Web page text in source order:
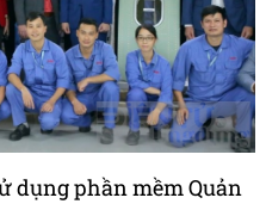
dụng phần mềm Quản